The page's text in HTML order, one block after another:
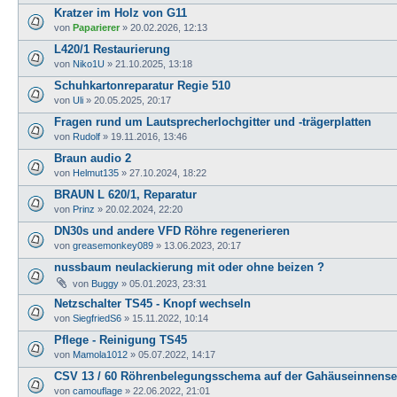
Kratzer im Holz von G11
von Paparierer » 20.02.2026, 12:13
L420/1 Restaurierung
von Niko1U » 21.10.2025, 13:18
Schuhkartonreparatur Regie 510
von Uli » 20.05.2025, 20:17
Fragen rund um Lautsprecherlochgitter und -trägerplatten
von Rudolf » 19.11.2016, 13:46
Braun audio 2
von Helmut135 » 27.10.2024, 18:22
BRAUN L 620/1, Reparatur
von Prinz » 20.02.2024, 22:20
DN30s und andere VFD Röhre regenerieren
von greasemonkey089 » 13.06.2023, 20:17
nussbaum neulackierung mit oder ohne beizen ?
von Buggy » 05.01.2023, 23:31
Netzschalter TS45 - Knopf wechseln
von SiegfriedS6 » 15.11.2022, 10:14
Pflege - Reinigung TS45
von Mamola1012 » 05.07.2022, 14:17
CSV 13 / 60 Röhrenbelegungsschema auf der
von camouflage » 22.06.2022, 21:01